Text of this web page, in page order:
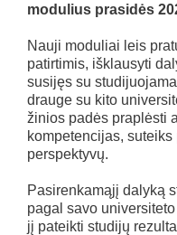
modulius prasidės
Nauji moduliai leis
patirtimis, išklausyti
susijęs su
drauge su kito
žinios padės praplėsti
kompetencijas,
perspektyvų.
Pasirenkamąjį dalyką
pagal savo
jį pateikti studijų